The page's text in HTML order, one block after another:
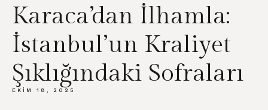
Karaca’dan İlhamla:
İstanbul’un Kraliyet
Şıklığındaki Sofraları
EKIM 18, 2025